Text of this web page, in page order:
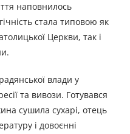
наповнилось
стала типовою як
Церкви, так і
влади у
та вивози. Готувався
сушила сухарі, отець
і довоєнні